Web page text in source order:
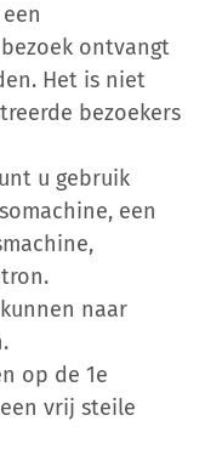
ontvangt
Het is niet
bezoekers
u gebruik
een
naar
op de 1e
vrij steile